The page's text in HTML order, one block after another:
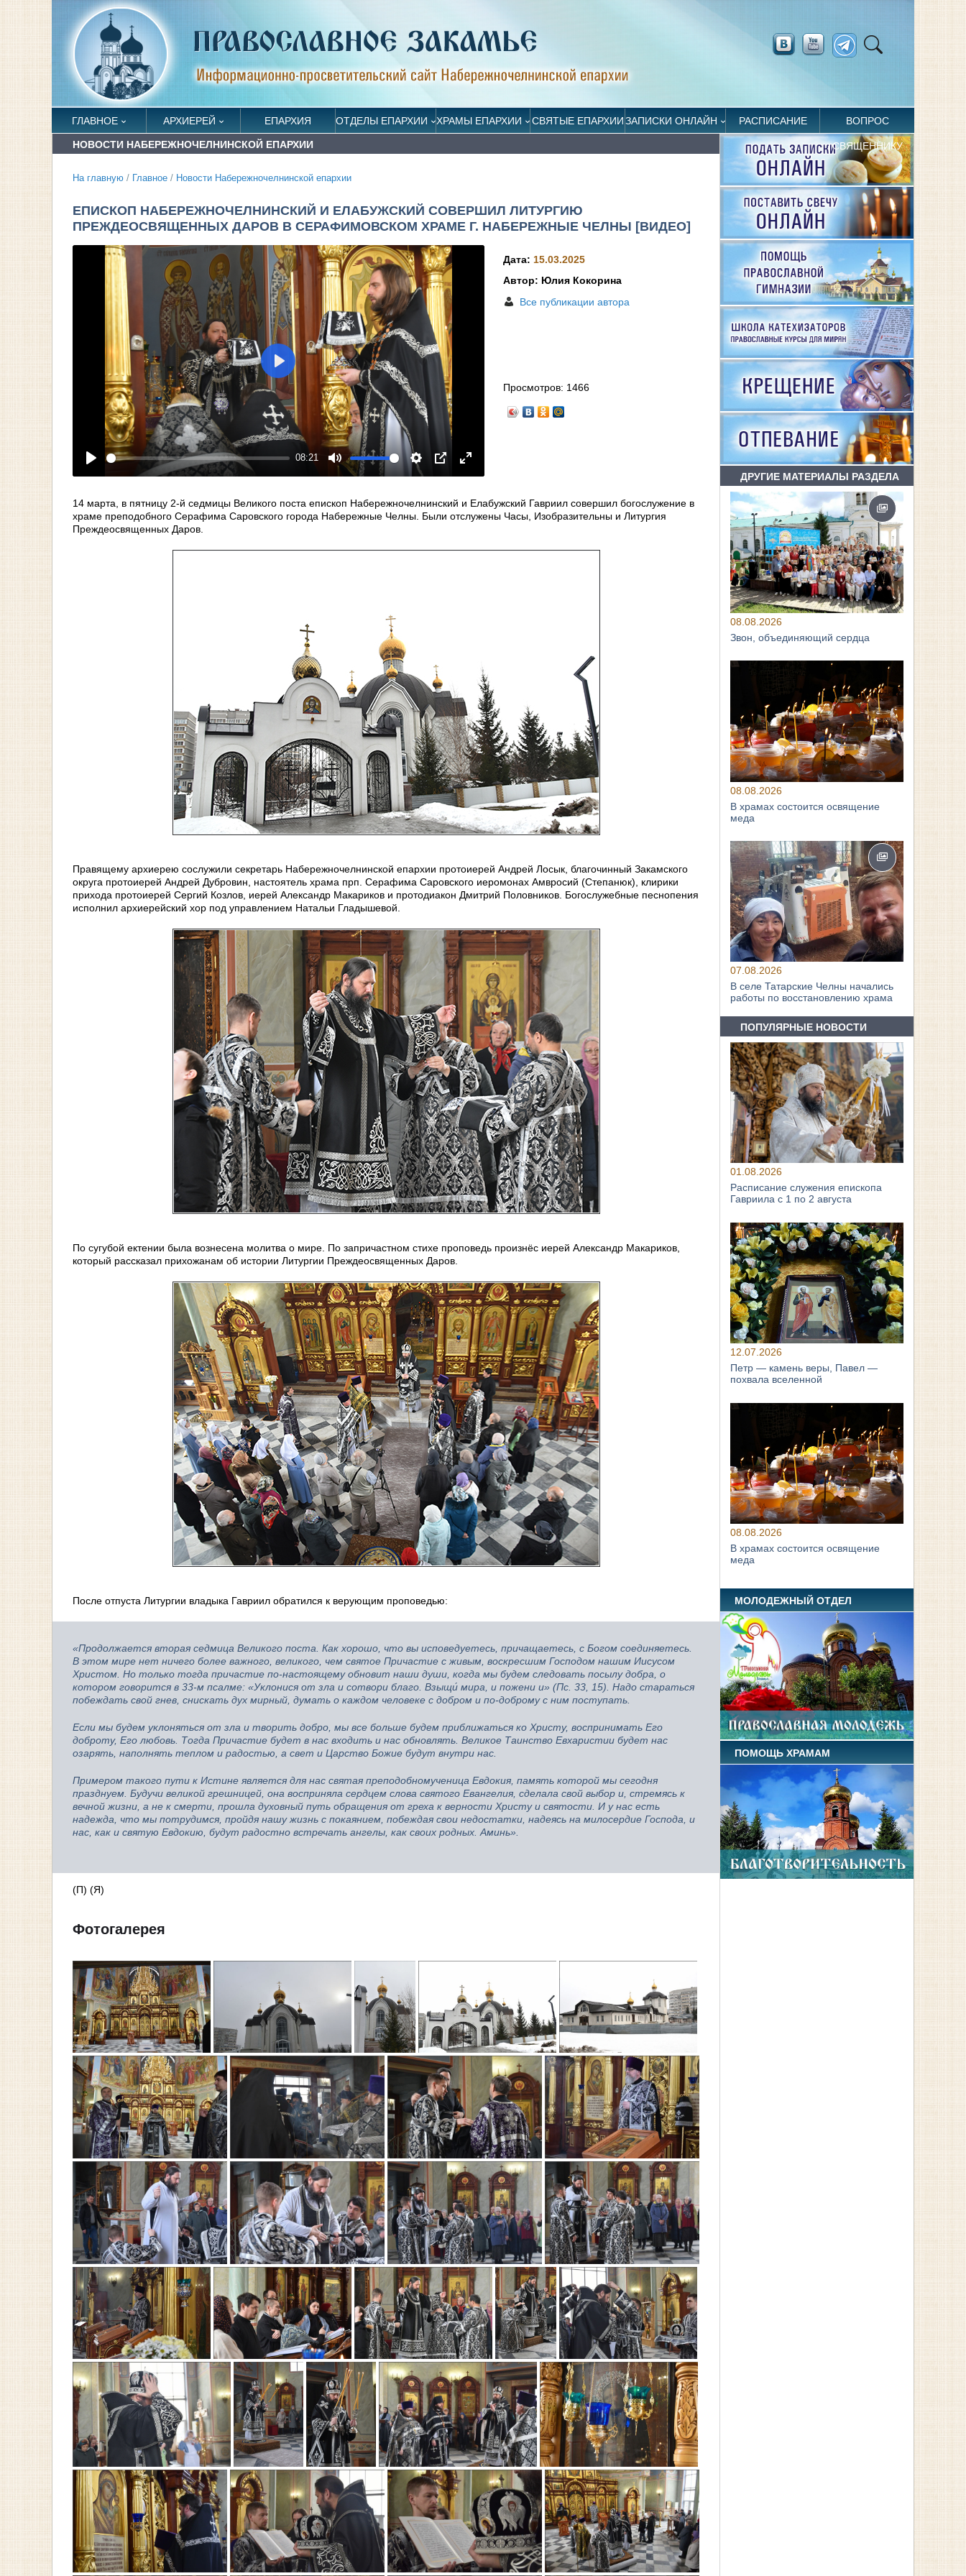
ГЛАВНОЕ АРХИЕРЕЙ ЕПАРХИЯ ОТДЕЛЫ ЕПАРХИИ ХРАМЫ ЕПАРХИИ СВЯТЫЕ ЕПАРХИИЗАПИСКИ ОНЛАЙН РАСПИСАНИЕ ВОПРОС
СВЯЩЕННИКУ
НОВОСТИ НАБЕРЕЖНОЧЕЛНИНСКОЙ ЕПАРХИИ
На главную / Главное / Новости Набережночелнинской епархии
ЕПИСКОП НАБЕРЕЖНОЧЕЛНИНСКИЙ И ЕЛАБУЖСКИЙ СОВЕРШИЛ ЛИТУРГИЮ
ПРЕЖДЕОСВЯЩЕННЫХ ДАРОВ В СЕРАФИМОВСКОМ ХРАМЕ Г. НАБЕРЕЖНЫЕ ЧЕЛНЫ [ВИДЕО]
08:21
Mute Settings
Enter
Play
Дата: 15.03.2025
Автор: Юлия Кокорина
Все публикации автора
Просмотров: 1466
14 марта, в пятницу 2-й седмицы Великого поста епископ Набережночелнинский и Елабужский Гавриил совершил богослужение в
храме преподобного Серафима Саровского города Набережные Челны. Были отслужены Часы, Изобразительны и Литургия
Преждеосвященных Даров.
Правящему архиерею сослужили секретарь Набережночелнинской епархии протоиерей Андрей Лосык, благочинный Закамского
округа протоиерей Андрей Дубровин, настоятель храма прп. Серафима Саровского иеромонах Амвросий (Степанюк), клирики
прихода протоиерей Сергий Козлов, иерей Александр Макариков и протодиакон Дмитрий Половников. Богослужебные песнопения
исполнил архиерейский хор под управлением Натальи Гладышевой.
По сугубой ектении была вознесена молитва о мире. По запричастном стихе проповедь произнёс иерей Александр Макариков,
который рассказал прихожанам об истории Литургии Преждеосвященных Даров.
После отпуста Литургии владыка Гавриил обратился к верующим проповедью:
«Продолжается вторая седмица Великого поста. Как хорошо, что вы исповедуетесь, причащаетесь, с Богом соединяетесь.
В этом мире нет ничего более важного, великого, чем святое Причастие с живым, воскресшим Господом нашим Иисусом
Христом. Но только тогда причастие по-настоящему обновит наши души, когда мы будем следовать посылу добра, о
котором говорится в 33-м псалме: «Уклонися от зла и сотвори благо. Взыщи́ мира, и пожени и» (Пс. 33, 15). Надо стараться
побеждать свой гнев, снискать дух мирный, думать о каждом человеке с добром и по-доброму с ним поступать.
Если мы будем уклоняться от зла и творить добро, мы все больше будем приближаться ко Христу, воспринимать Его
доброту, Его любовь. Тогда Причастие будет в нас входить и нас обновлять. Великое Таинство Евхаристии будет нас
озарять, наполнять теплом и радостью, а свет и Царство Божие будут внутри нас.
Примером такого пути к Истине является для нас святая преподобномученица Евдокия, память которой мы сегодня
празднуем. Будучи великой грешницей, она восприняла сердцем слова святого Евангелия, сделала свой выбор и, стремясь к
вечной жизни, а не к смерти, прошла духовный путь обращения от греха к верности Христу и святости. И у нас есть
надежда, что мы потрудимся, пройдя нашу жизнь с покаянием, побеждая свои недостатки, надеясь на милосердие Господа, и
нас, как и святую Евдокию, будут радостно встречать ангелы, как своих родных. Аминь».
(П) (Я)
Фотогалерея
ДРУГИЕ МАТЕРИАЛЫ РАЗДЕЛА
08.08.2026
Звон, объединяющий сердца
08.08.2026
В храмах состоится освящение
меда
07.08.2026
В селе Татарские Челны начались
работы по восстановлению храма
ПОПУЛЯРНЫЕ НОВОСТИ
01.08.2026
Расписание служения епископа
Гавриила с 1 по 2 августа
12.07.2026
Петр — камень веры, Павел —
похвала вселенной
08.08.2026
В храмах состоится освящение
меда
МОЛОДЕЖНЫЙ ОТДЕЛ
ПОМОЩЬ ХРАМАМ